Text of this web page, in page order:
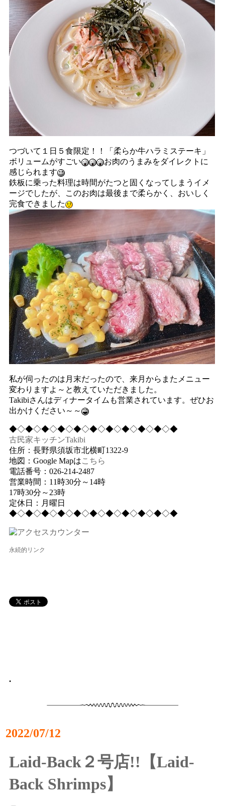
つづいて１日５食限定！！「柔らか牛ハラミステーキ」
ボリュームがすごい
お肉のうまみをダイレクトに
感じられます
鉄板に乗った料理は時間がたつと固くなってしまうイメ
ージでしたが、このお肉は最後まで柔らかく、おいしく
完食できました
私が伺ったのは月末だったので、来月からまたメニュー
変わりますよ～と教えていただきました。
Takibiさんはディナータイムも営業されています。ぜひお
出かけください～～
◆◇◆◇◆◇◆◇◆◇◆◇◆◇◆◇◆◇◆◇◆
古民家キッチンTakibi
住所：長野県須坂市北横町1322-9
地図：Google Mapはこちら
電話番号：026-214-2487
営業時間：11時30分～14時
17時30分～23時
定休日：月曜日
◆◇◆◇◆◇◆◇◆◇◆◇◆◇◆◇◆◇◆◇◆
永続的リンク
•
2022/07/12
Laid-Back２号店!!【Laid-
Back Shrimps】